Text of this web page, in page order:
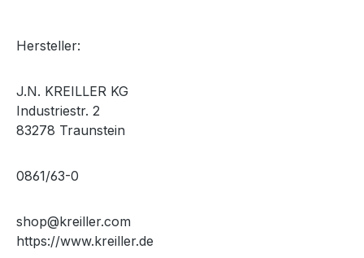
Hersteller:
J.N. KREILLER KG
Industriestr. 2
83278 Traunstein
0861/63-0
shop@kreiller.com
https://www.kreiller.de